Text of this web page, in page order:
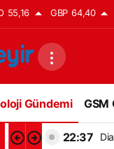
55,16 GBP 64,40
Gündemi
GSM
22:37